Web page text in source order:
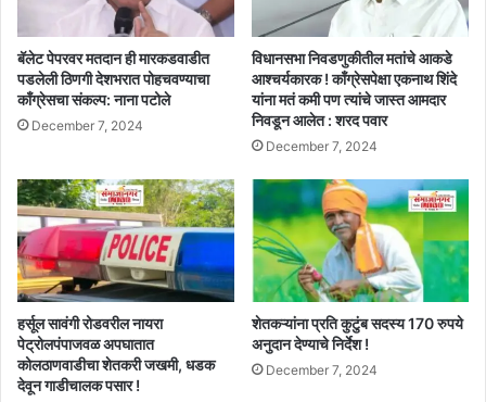
बॅलेट पेपरवर मतदान ही मारकडवाडीत
पडलेली ठिणगी देशभरात पोहचवण्याचा
काँग्रेसचा संकल्प: नाना पटोले
December 7, 2024
विधानसभा निवडणुकीतील मतांचे आकडे
आश्चर्यकारक ! काँग्रेसपेक्षा एकनाथ शिंदे
यांना मतं कमी पण त्यांचे जास्त आमदार
निवडून आलेत : शरद पवार
December 7, 2024
हर्सूल सावंगी रोडवरील नायरा
पेट्रोलपंपाजवळ अपघातात
कोलठाणवाडीचा शेतकरी जखमी, धडक
देवून गाडीचालक पसार !
शेतकऱ्यांना प्रति कुटुंब सदस्य 170 रुपये
अनुदान देण्याचे निर्देश !
December 7, 2024